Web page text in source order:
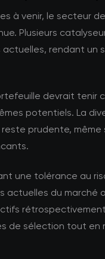
à venir, le secteur
Plusieurs
rendant un
devrait tenir
potentiels. La
prudente,
une tolérance au
actuelles du marché
de sélection tout